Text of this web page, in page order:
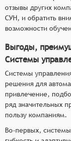
отзывы других
СУН, и обратить
возможности
Выгоды,
Системы
Системы
решения для
привлечение,
ряд значительных
пользу компаниям.
Во-первых,